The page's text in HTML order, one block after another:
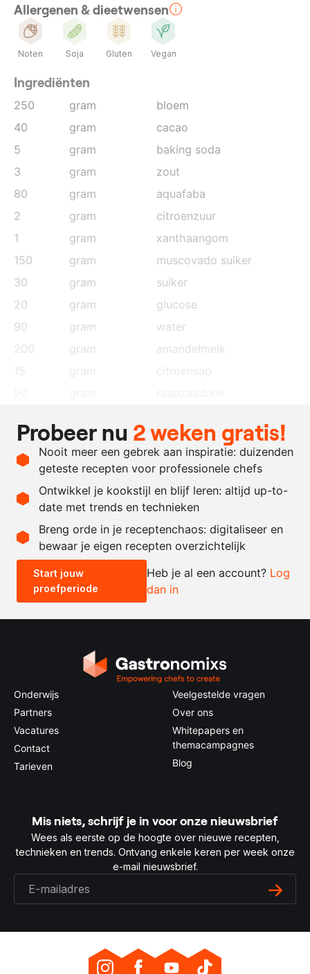
Allergenen & dieetwensen
Noten Soja Gluten Vegan
Ingrediënten
250 gram
bloem
40
gram
cacao
5
gram
baking soda
3
gram
zout
80
gram
aquafaba
2
gram
citroenzuur
1
gram
xanthaangom
150
gram
muscovado suiker
30
gram
suiker
20
gram
glucose
90
gram
water
200
gram
amandelmelk
15
gram
citroensap
200
gram
Alpro Whipping
50
gram
glucose
Recept omrekenen
- +
0.5x 1x 2x
Probeer nu 2 weken gratis!
Nooit meer een gebrek aan inspiratie: duizenden
geteste recepten voor professionele chefs
Ontwikkel je kookstijl en blijf leren: altijd up-to-
date met trends en technieken
Breng orde in je receptenchaos: digitaliseer en
bewaar je eigen recepten overzichtelijk
Start jouw
proefperiode
Heb je al een account? Log
dan in
Onderwijs
Partners
Vacatures
Contact
Tarieven
Veelgestelde vragen
Over ons
Whitepapers en
themacampagnes
Blog
Mis niets, schrijf je in voor onze nieuwsbrief
Wees als eerste op de hoogte over nieuwe recepten,
technieken en trends. Ontvang enkele keren per week onze
e-mail nieuwsbrief.